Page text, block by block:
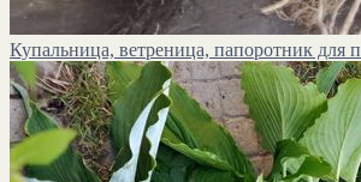
Купальница, ветреница, папоротник для